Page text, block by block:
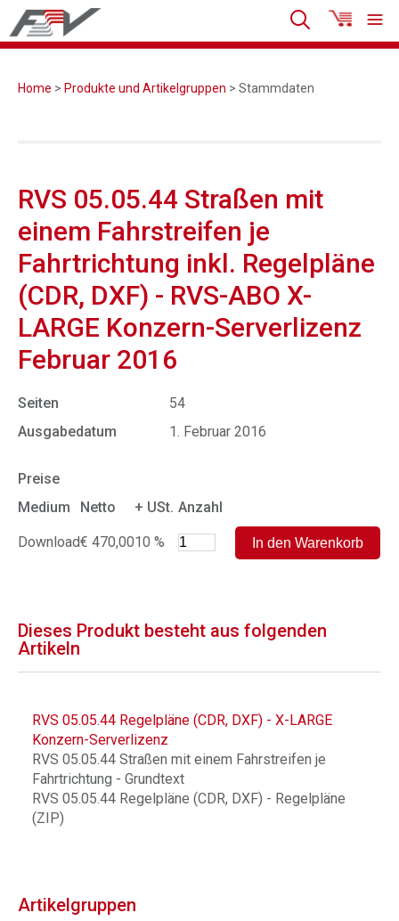
Home > Produkte und Artikelgruppen > Stammdaten
RVS 05.05.44 Straßen mit
einem Fahrstreifen je
Fahrtrichtung inkl. Regelpläne
(CDR, DXF) - RVS-ABO X-
LARGE Konzern-Serverlizenz
Februar 2016
Seiten
54
Ausgabedatum
1. Februar 2016
Preise
Medium
Netto + USt. Anzahl
Download€ 470,0010 %
Dieses Produkt besteht aus folgenden
Artikeln
RVS 05.05.44 Regelpläne (CDR, DXF) - X-LARGE
Konzern-Serverlizenz
RVS 05.05.44 Straßen mit einem Fahrstreifen je
Fahrtrichtung - Grundtext
RVS 05.05.44 Regelpläne (CDR, DXF) - Regelpläne
(ZIP)
Artikelgruppen